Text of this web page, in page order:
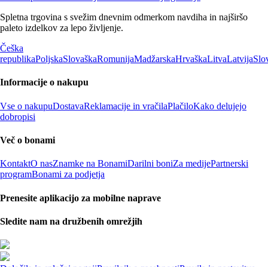
Spletna trgovina s svežim dnevnim odmerkom navdiha in najširšo
paleto izdelkov za lepo življenje.
Češka
republikaPoljskaSlovaškaRomunijaMadžarskaHrvaškaLitvaLatvija
Informacije o nakupu
Vse o nakupuDostavaReklamacije in vračilaPlačiloKako delujejo
dobropisi
Več o bonami
KontaktO nasZnamke na BonamiDarilni boniZa medijePartnerski
programBonami za podjetja
Prenesite aplikacijo za mobilne naprave
Sledite nam na družbenih omrežjih